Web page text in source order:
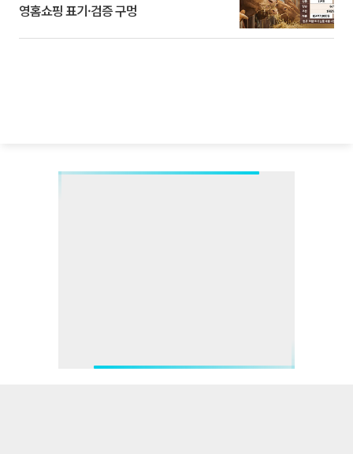
영홈쇼핑 표기·검증 구멍